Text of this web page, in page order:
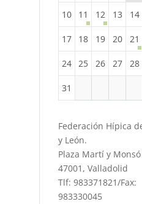
10 11 12 13 14
17 18 19 20 21
24 25 26 27 28
31
Federación Hípica
y León.
Plaza Martí y Monsó
47001, Valladolid
Tlf: 983371821/Fax:
983330045